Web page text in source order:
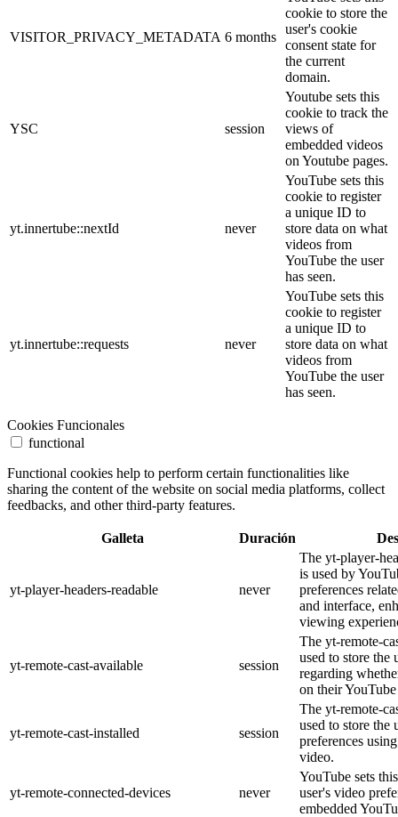
VISITOR_PRIVACY_METADATA 6 months
cookie to store the
user's cookie
consent state for
the current
domain.
YSC session
Youtube sets this
cookie to track the
views of
embedded videos
on Youtube pages.
yt.innertube::nextId never
YouTube sets this
cookie to register
a unique ID to
store data on what
videos from
YouTube the user
has seen.
yt.innertube::requests never
YouTube sets this
cookie to register
a unique ID to
store data on what
videos from
YouTube the user
has seen.
Cookies Funcionales
functional
Functional cookies help to perform certain functionalities like
sharing the content of the website on social media platforms, collect
feedbacks, and other third-party features.
Galleta Duración
yt-player-headers-readable never
The yt-player-
is used by
preferences
and interface,
viewing
yt-remote-cast-available session
The yt-remote-
used to store the
regarding
on their
yt-remote-cast-installed session
The yt-remote-
used to store the
preferences
video.
yt-remote-connected-devices never
YouTube sets
user's video
embedded